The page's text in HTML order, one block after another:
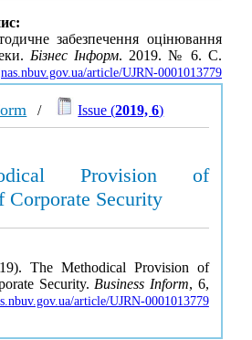
забезпечення оцінювання
Бізнес Інформ. 2019. № 6. С.
article/UJRN-0001013779
/ Issue (2019, 6)
Provision of
Corporate Security
The Methodical Provision of
Security. Business Inform, 6,
article/UJRN-0001013779